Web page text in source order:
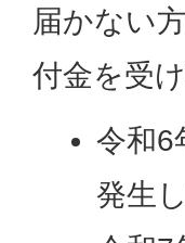
届かない
付金を受
令和6
発生